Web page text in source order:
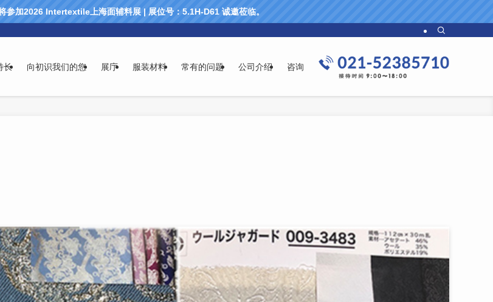
参加2026 Intertextile上海面辅料展 | 展位号：5.1H-D61 诚邀莅临。
长 向初识我们的您 展庁 服装材料 常有的问题 公司介绍 咨询